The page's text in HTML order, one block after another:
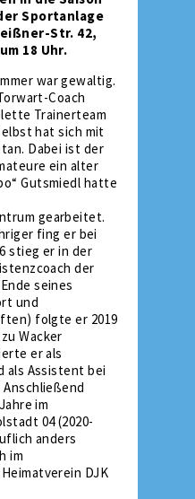
Sportanlage
Str. 42,
18 Uhr.
war gewaltig.
Coach
Trainerteam
hat sich mit
Dabei ist der
ein alter
Gutsmiedl hatte
gearbeitet.
fing er bei
stieg er in der
der
seines
und
folgte er 2019
Wacker
er als
als Assistent bei
im
04 (2020-
anders
im
DJK